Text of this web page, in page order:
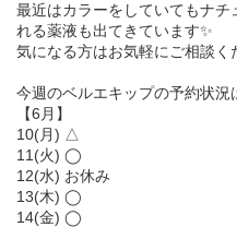
最近はカラーをしていてもナ
れる薬液も出てきています✨
気になる方はお気軽にご相談く
今週のベルエキップの予約状況は
【6月】
10(月) △
11(火) ◯
12(水) お休み
13(木) ◯
14(金) ◯